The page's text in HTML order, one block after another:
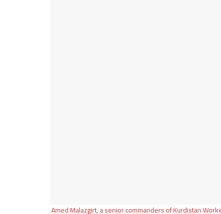
Amed Malazgirt, a senior commanders of Kurdistan